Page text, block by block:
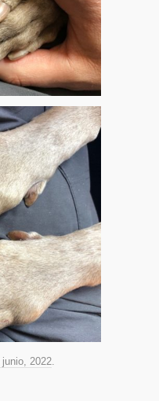
junio, 2022.